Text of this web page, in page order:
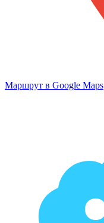
Маршрут в Google Maps